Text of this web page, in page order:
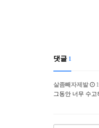
댓글 1
살좀빼자제발
그동안 너무 수